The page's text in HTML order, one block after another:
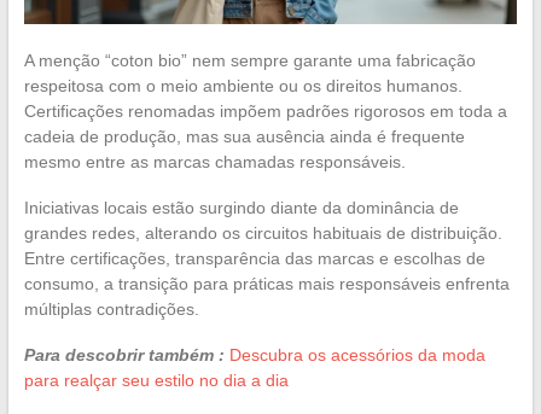
A menção “coton bio” nem sempre garante uma fabricação
respeitosa com o meio ambiente ou os direitos humanos.
Certificações renomadas impõem padrões rigorosos em toda a
cadeia de produção, mas sua ausência ainda é frequente
mesmo entre as marcas chamadas responsáveis.
Iniciativas locais estão surgindo diante da dominância de
grandes redes, alterando os circuitos habituais de distribuição.
Entre certificações, transparência das marcas e escolhas de
consumo, a transição para práticas mais responsáveis enfrenta
múltiplas contradições.
Para descobrir também : Descubra os acessórios da moda
para realçar seu estilo no dia a dia